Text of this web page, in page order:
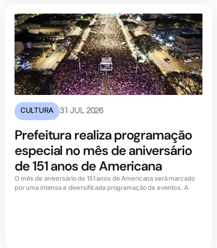
CULTURA 31 JUL 2026
Prefeitura realiza programação
especial no mês de aniversário
de 151 anos de Americana
O mês de aniversário de 151 anos de Americana será marcado
por uma intensa e diversificada programação de eventos. A